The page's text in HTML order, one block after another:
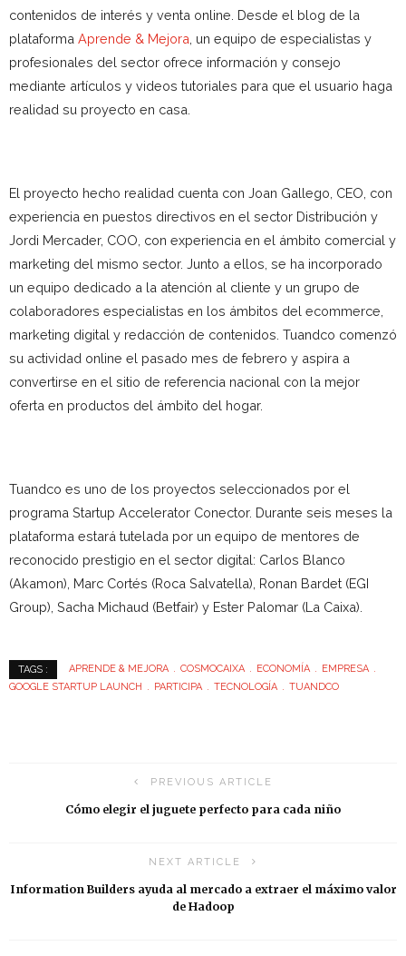
contenidos de interés y venta online. Desde el blog de la
plataforma Aprende & Mejora , un equipo de especialistas y
profesionales del sector ofrece información y consejo
mediante artículos y videos tutoriales para que el usuario haga
realidad su proyecto en casa.
El proyecto hecho realidad cuenta con Joan Gallego, CEO, con
experiencia en puestos directivos en el sector Distribución y
Jordi Mercader, COO, con experiencia en el ámbito comercial y
marketing del mismo sector. Junto a ellos, se ha incorporado
un equipo dedicado a la atención al cliente y un grupo de
colaboradores especialistas en los ámbitos del ecommerce,
marketing digital y redacción de contenidos. Tuandco comenzó
su actividad online el pasado mes de febrero y aspira a
convertirse en el sitio de referencia nacional con la mejor
oferta en productos del ámbito del hogar.
Tuandco es uno de los proyectos seleccionados por el
programa Startup Accelerator Conector. Durante seis meses la
plataforma estará tutelada por un equipo de mentores de
reconocido prestigio en el sector digital: Carlos Blanco
(Akamon), Marc Cortés (Roca Salvatella), Ronan Bardet (EGI
Group), Sacha Michaud (Betfair) y Ester Palomar (La Caixa).
TAGS : APRENDE & MEJORA COSMOCAIXA ECONOMÍA
EMPRESA
GOOGLE STARTUP LAUNCH
PARTICIPA TECNOLOGÍA TUANDCO
PREVIOUS ARTICLE
Cómo elegir el juguete perfecto para cada niño
NEXT ARTICLE
Information Builders ayuda al mercado a extraer el máximo valor
de Hadoop